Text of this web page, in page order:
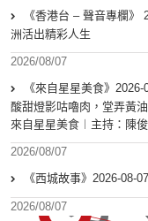
《香港台 – 聲音專欄》
洲活出精彩人生
2026/08/07
《來自星星美食》
酸甜燈影咕嚕肉，堂弄黃
來自星星美食︱主持：陳
2026/08/07
《西城故事》2026-08-
2026/08/07